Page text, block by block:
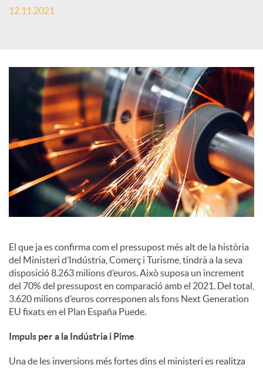
s
o
c
i
a
l
s
12.11.2021
El que ja es confirma com el pressupost més alt de la història
del Ministeri d’Indústria, Comerç i Turisme, tindrà a la seva
disposició 8.263 milions d’euros. Això suposa un increment
del 70% del pressupost en comparació amb el 2021. Del total,
3.620 milions d’euros corresponen als fons Next Generation
EU fixats en el Plan España Puede.
Impuls per a la Indústria i Pime
Una de les inversions més fortes dins el ministeri es realitza